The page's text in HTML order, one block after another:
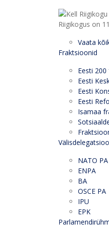
Riigikogus on
Vaata
Fraktsioonid
Eesti
Eesti
Eesti
Eesti
Isamaa
NATO PA
ENPA
BA
OSCE PA
IPU
EPK